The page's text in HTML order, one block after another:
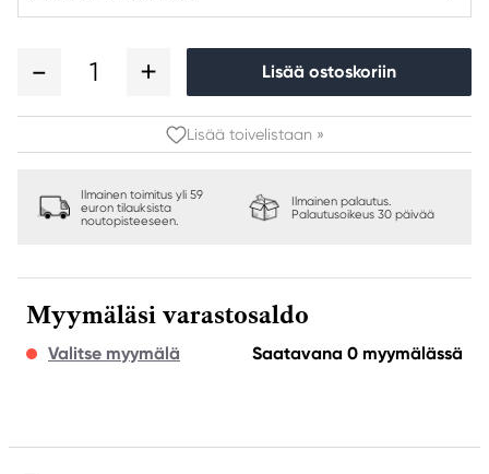
1 Lisää ostoskoriin
Lisää toivelistaan »
Ilmainen toimitus yli 59
euron tilauksista
noutopisteeseen.
Ilmainen palautus.
Palautusoikeus 30 päivää
Myymäläsi varastosaldo
Valitse myymälä Saatavana 0 myymälässä